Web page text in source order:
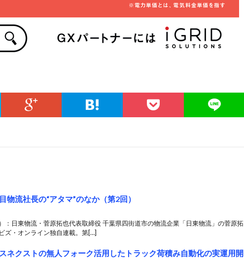
物流社長の“アタマ”のなか（第2回）
：日東物流・菅原拓也代表取締役 千葉県四街道市の物流企業「日東物流」の菅原拓
ズ・オンライン独自連載。第[…]
ネクストの無人フォーク活用したトラック荷積み自動化の実運用開